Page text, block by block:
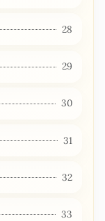
28
29
30
31
32
33